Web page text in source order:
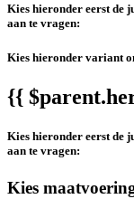
Kies hieronder eerst de
aan te vragen:
Kies hieronder variant
{{
Kies hieronder eerst de
aan te vragen:
Kies